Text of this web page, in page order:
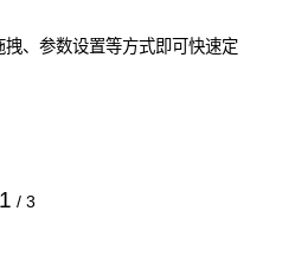
、参数设置等方式即可快速定
1 / 3